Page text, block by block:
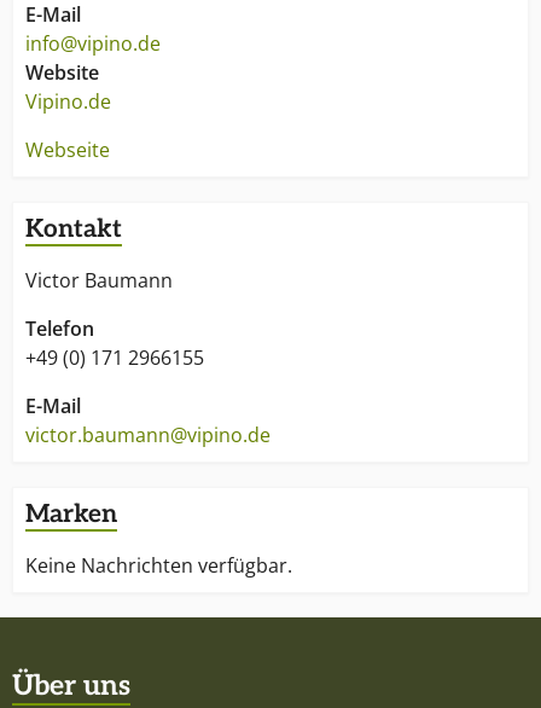
E-Mail
info@vipino.de
Website
Vipino.de
Webseite
Kontakt
Victor Baumann
Telefon
+49 (0) 171 2966155
E-Mail
victor.baumann@vipino.de
Marken
Keine Nachrichten verfügbar.
Über uns